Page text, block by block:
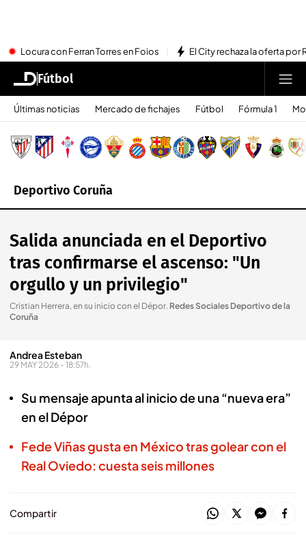
Locura con Ferran Torres en Foios El City rechaza la oferta por
Fútbol
Últimas noticias Mercado de fichajes Fútbol Fórmula 1
Deportivo Coruña
Salida anunciada en el Deportivo
tras confirmarse el ascenso: "Un
orgullo y un privilegio"
Cristian Herrera, en su inicio con el Dépor. Redes Sociales Deportivo de la
Coruña
Andrea Esteban
29 MAY 2026 - 18:57h.
Su mensaje apunta al inicio de una “nueva era”
en el Dépor
Fede Viñas gusta en México tras golear con el
Real Oviedo: cuesta seis millones
Compartir